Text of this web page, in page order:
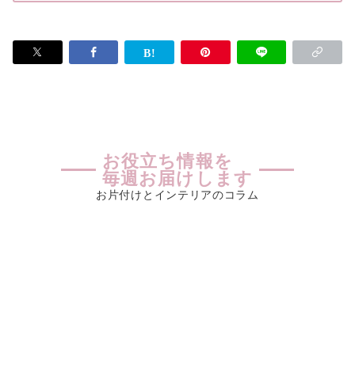
お役立ち情報を
毎週お届けします
お片付けとインテリアのコラム